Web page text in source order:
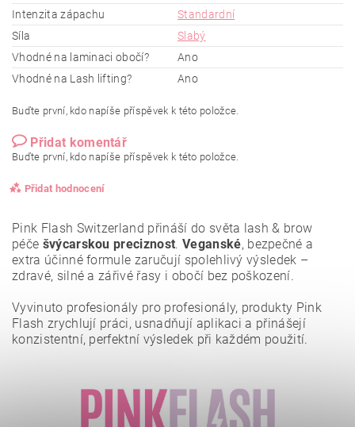
Intenzita zápachu
Standardní
Síla
Slabý
Vhodné na laminaci obočí?
Ano
Vhodné na Lash lifting?
Ano
Buďte první, kdo napíše příspěvek k této položce.
Přidat komentář
Buďte první, kdo napíše příspěvek k této položce.
Přidat hodnocení
Pink Flash Switzerland přináší do světa lash & brow
péče švýcarskou preciznost. Veganské, bezpečné a
extra účinné formule zaručují spolehlivý výsledek –
zdravé, silné a zářivé řasy i obočí bez poškození.
Vyvinuto profesionály pro profesionály, produkty Pink
Flash zrychlují práci, usnadňují aplikaci a přinášejí
konzistentní, perfektní výsledek při každém použití.